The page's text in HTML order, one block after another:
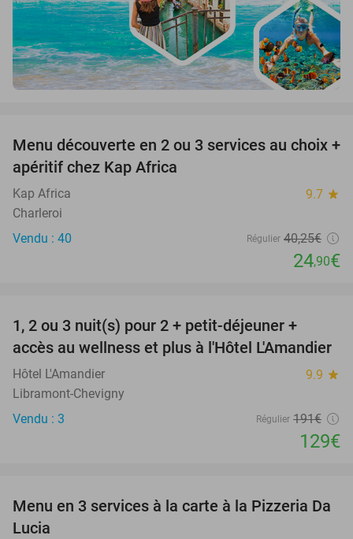
38%
Menu découverte en 2 ou 3 services au choix +
apéritif chez Kap Africa
Kap Africa 9.7 star
Charleroi
Vendu : 40
Régulier 40,25€
24,90€
TODAY
1, 2 ou 3 nuit(s) pour 2 + petit-déjeuner +
accès au wellness et plus à l'Hôtel L'Amandier
Hôtel L'Amandier 9.9 star
Libramont-Chevigny
Vendu : 3
Régulier 191€
129€
30%
Menu en 3 services à la carte à la Pizzeria Da
Lucia